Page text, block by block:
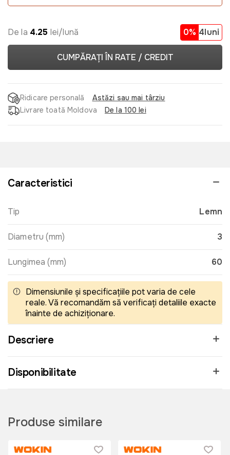
De la 4.25 lei/lună 0% 4luni
CUMPĂRAȚI ÎN RATE / CREDIT
Ridicare personală
Astăzi sau mai târziu
Livrare toată Moldova
De la 100 lei
Caracteristici
Tip Lemn
Diametru (mm) 3
Lungimea (mm) 60
Dimensiunile și specificațiile pot varia de cele
reale. Vă recomandăm să verificați detaliile exacte
înainte de achiziționare.
Descriere
Disponibilitate
Produse similare